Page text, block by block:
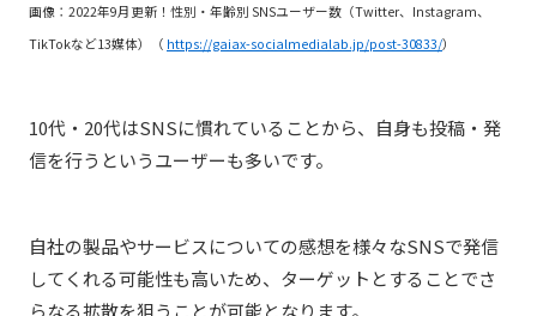
画像：2022年9月更新！性別・年齢別 SNSユーザー数（Twitter、Instagram、
TikTokなど13媒体）（ https://gaiax-socialmedialab.jp/post-30833/）
10代・20代はSNSに慣れていることから、自身も投稿・発
信を行うというユーザーも多いです。
自社の製品やサービスについての感想を様々なSNSで発信
してくれる可能性も高いため、ターゲットとすることでさ
らなる拡散を狙うことが可能となります。